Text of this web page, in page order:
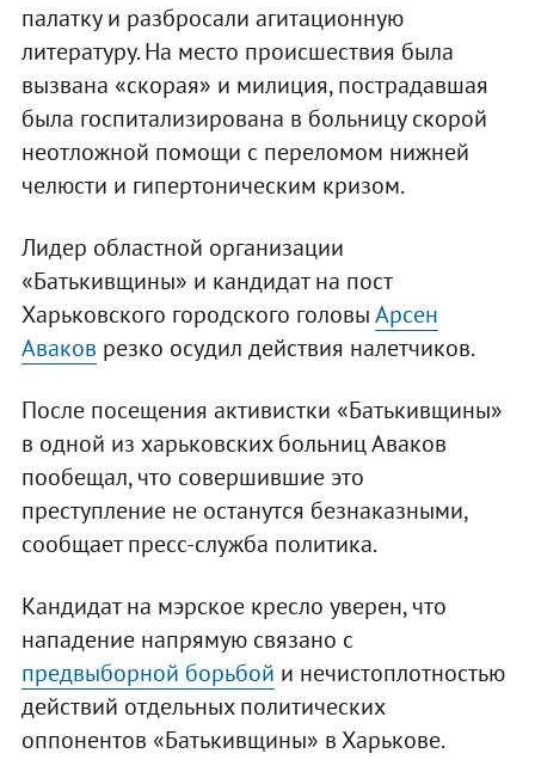
палатку и разбросали агитационную
литературу. На место происшествия была
вызвана «скорая» и милиция, пострадавшая
была госпитализирована в больницу скорой
неотложной помощи с переломом нижней
челюсти и гипертоническим кризом.
Лидер областной организации
«Батькивщины» и кандидат на пост
Харьковского городского головыАрсен
Аваков резко осудил действия налетчиков.
После посещения активистки «Батькивщины»
в одной из харьковских больниц Аваков
пообещал, что совершившие это
преступление не останутся безнаказными,
сообщает пресс-служба политика.
Кандидат на мэрское кресло уверен, что
нападение напрямую связано с
предвыборной борьбой и нечистоплотностью
действий отдельных политических
оппонентов «Батькивщины» в Харькове.